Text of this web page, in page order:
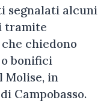
segnalati alcuni
tramite
chiedono
bonifici
Molise, in
Campobasso.